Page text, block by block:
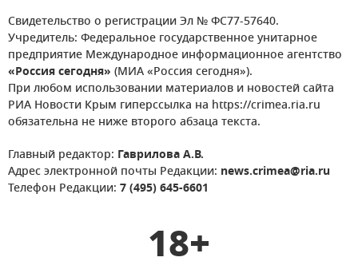
Свидетельство о регистрации Эл № ФС77-57640.
Учредитель: Федеральное государственное унитарное
предприятие Международное информационное агентство
«Россия сегодня» (МИА «Россия сегодня»).
При любом использовании материалов и новостей сайта
РИА Новости Крым гиперссылка на https://crimea.ria.ru
обязательна не ниже второго абзаца текста.
Главный редактор: Гаврилова А.В.
Адрес электронной почты Редакции: news.crimea@ria.ru
Телефон Редакции: 7 (495) 645-6601
18+